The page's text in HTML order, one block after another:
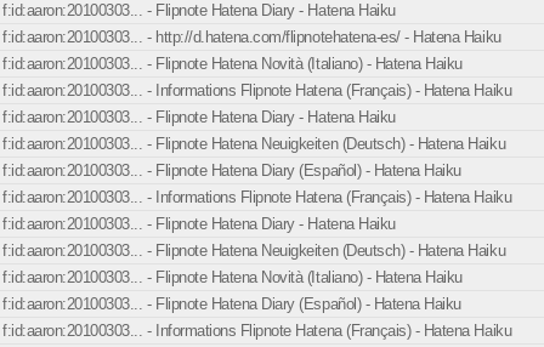
f:id:aaron:20100303... - Flipnote Hatena Diary - Hatena Haiku
f:id:aaron:20100303... - http://d.hatena.com/flipnotehatena-es/ - Hatena Haiku
f:id:aaron:20100303... - Flipnote Hatena Novità (Italiano) - Hatena Haiku
f:id:aaron:20100303... - Informations Flipnote Hatena (Français) - Hatena Haiku
f:id:aaron:20100303... - Flipnote Hatena Diary - Hatena Haiku
f:id:aaron:20100303... - Flipnote Hatena Neuigkeiten (Deutsch) - Hatena Haiku
f:id:aaron:20100303... - Flipnote Hatena Diary (Español) - Hatena Haiku
f:id:aaron:20100303... - Informations Flipnote Hatena (Français) - Hatena Haiku
f:id:aaron:20100303... - Flipnote Hatena Diary - Hatena Haiku
f:id:aaron:20100303... - Flipnote Hatena Neuigkeiten (Deutsch) - Hatena Haiku
f:id:aaron:20100303... - Flipnote Hatena Novità (Italiano) - Hatena Haiku
f:id:aaron:20100303... - Flipnote Hatena Diary (Español) - Hatena Haiku
f:id:aaron:20100303... - Informations Flipnote Hatena (Français) - Hatena Haiku